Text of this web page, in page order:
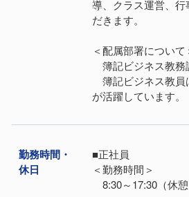
導、クラス運営、
だきます。
＜配属部署について
簿記ビジネス教務
簿記ビジネス教員
が活躍しています。
勤務時間・
休日
■正社員
＜勤務時間＞
8:30～17:30（休憩